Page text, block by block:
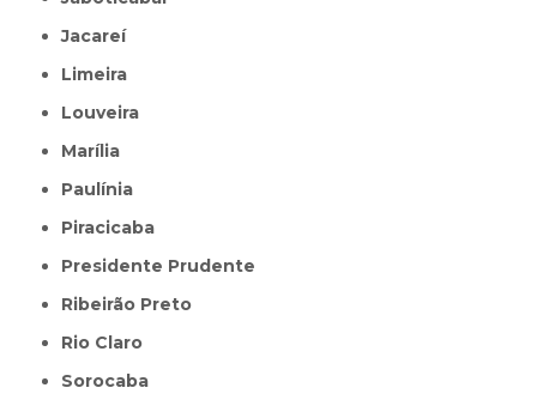
Jacareí
Limeira
Louveira
Marília
Paulínia
Piracicaba
Presidente Prudente
Ribeirão Preto
Rio Claro
Sorocaba